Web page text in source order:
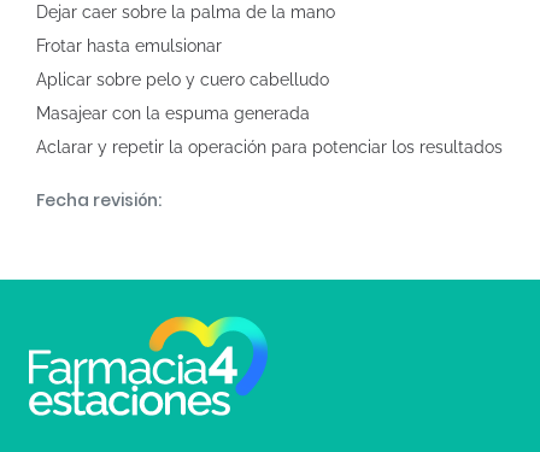
Dejar caer sobre la palma de la mano
Frotar hasta emulsionar
Aplicar sobre pelo y cuero cabelludo
Masajear con la espuma generada
Aclarar y repetir la operación para potenciar los resultados
Fecha revisión: